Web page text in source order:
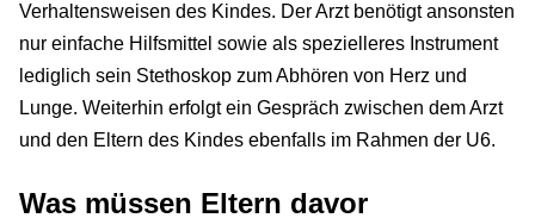
Verhaltensweisen des Kindes. Der Arzt benötigt ansonsten
nur einfache Hilfsmittel sowie als spezielleres Instrument
lediglich sein Stethoskop zum Abhören von Herz und
Lunge. Weiterhin erfolgt ein Gespräch zwischen dem Arzt
und den Eltern des Kindes ebenfalls im Rahmen der U6.
Was müssen Eltern davor